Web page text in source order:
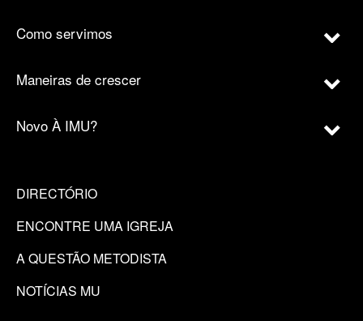
Como servimos
Maneiras de crescer
Novo À IMU?
DIRECTÓRIO
ENCONTRE UMA IGREJA
A QUESTÃO METODISTA
NOTÍCIAS MU